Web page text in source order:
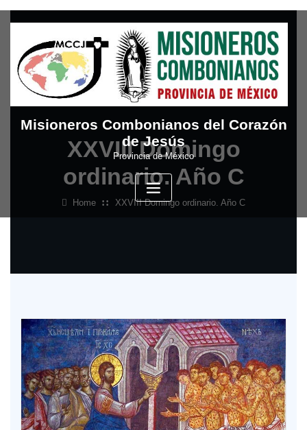
content
Misioneros Combonianos del Corazón
de Jesús
Provincia de México
XXVIII Domingo
ordinario. Año C
Home XXVIII Domingo ordinario. Año C